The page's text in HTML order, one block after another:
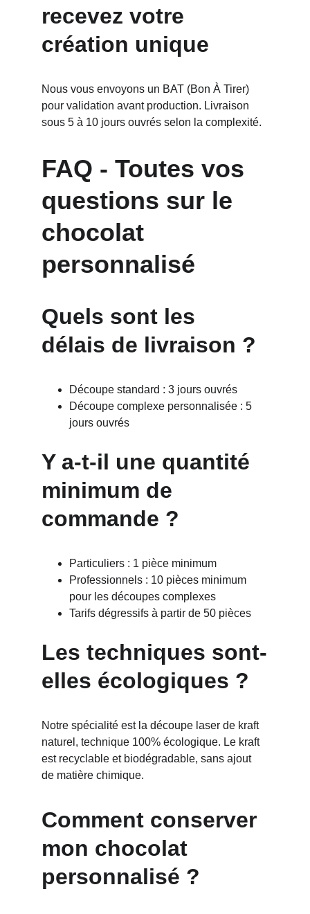
recevez votre
création unique
Nous vous envoyons un BAT (Bon À Tirer)
pour validation avant production. Livraison
sous 5 à 10 jours ouvrés selon la complexité.
FAQ - Toutes vos
questions sur le
chocolat
personnalisé
Quels sont les
délais de livraison ?
Découpe standard : 3 jours ouvrés
Découpe complexe personnalisée : 5
jours ouvrés
Y a-t-il une quantité
minimum de
commande ?
Particuliers : 1 pièce minimum
Professionnels : 10 pièces minimum
pour les découpes complexes
Tarifs dégressifs à partir de 50 pièces
Les techniques sont-
elles écologiques ?
Notre spécialité est la découpe laser de kraft
naturel, technique 100% écologique. Le kraft
est recyclable et biodégradable, sans ajout
de matière chimique.
Comment conserver
mon chocolat
personnalisé ?